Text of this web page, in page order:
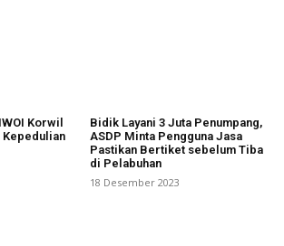
Korwil
Kepedulian
Bidik Layani 3 Juta Penumpang,
ASDP Minta Pengguna Jasa
Pastikan Bertiket sebelum Tiba
di Pelabuhan
18 Desember 2023